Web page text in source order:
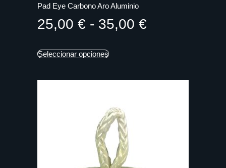
Pad Eye Carbono Aro Aluminio
25,00 € - 35,00 €
Seleccionar opciones